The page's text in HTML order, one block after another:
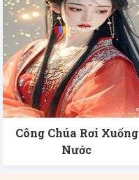
Công Chúa Rơi Xuống
Nước